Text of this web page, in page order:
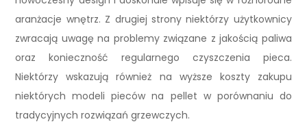
aranżacje wnętrz. Z drugiej strony niektórzy użytkownicy
zwracają uwagę na problemy związane z jakością paliwa
oraz konieczność regularnego czyszczenia pieca.
Niektórzy wskazują również na wyższe koszty zakupu
niektórych modeli pieców na pellet w porównaniu do
tradycyjnych rozwiązań grzewczych.